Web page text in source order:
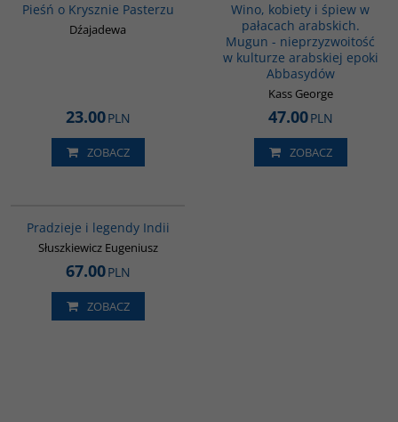
Pieśń o Krysznie Pasterzu
Dźajadewa
23.00PLN
ZOBACZ
Wino, kobiety i śpiew w
pałacach arabskich.
Mugun - nieprzyzwoitość
w kulturze arabskiej epoki
Abbasydów
Kass George
47.00PLN
ZOBACZ
Pradzieje i legendy Indii
Słuszkiewicz Eugeniusz
67.00PLN
ZOBACZ